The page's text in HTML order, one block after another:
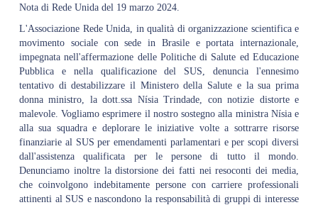
Nota di Rede Unida del 19 marzo 2024.
L'Associazione Rede Unida, in qualità di organizzazione scientifica e
movimento sociale con sede in Brasile e portata internazionale,
impegnata nell'affermazione delle Politiche di Salute ed Educazione
Pubblica e nella qualificazione del SUS, denuncia l'ennesimo
tentativo di destabilizzare il Ministero della Salute e la sua prima
donna ministro, la dott.ssa Nísia Trindade, con notizie distorte e
malevole. Vogliamo esprimere il nostro sostegno alla ministra Nísia e
alla sua squadra e deplorare le iniziative volte a sottrarre risorse
finanziarie al SUS per emendamenti parlamentari e per scopi diversi
dall'assistenza qualificata per le persone di tutto il mondo.
Denunciamo inoltre la distorsione dei fatti nei resoconti dei media,
che coinvolgono indebitamente persone con carriere professionali
attinenti al SUS e nascondono la responsabilità di gruppi di interesse